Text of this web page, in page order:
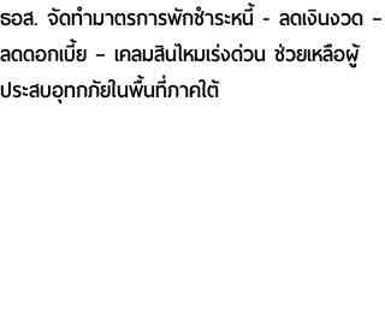
ธอส. จัดทำมาตรการพักชำระหนี้ - ลดเงินงวด –
ลดดอกเบี้ย – เคลมสินไหมเร่งด่วน ช่วยเหลือผู้
ประสบอุทกภัยในพื้นที่ภาคใต้